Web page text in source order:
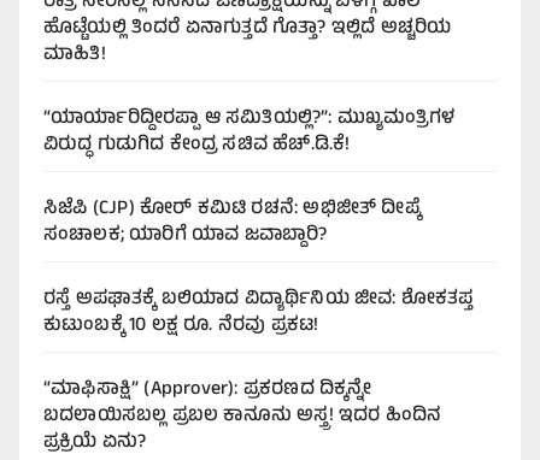
ಹೊಟ್ಟೆಯಲ್ಲಿ ತಿಂದರೆ ಏನಾಗುತ್ತದೆ ಗೊತ್ತಾ? ಇಲ್ಲಿದೆ ಅಚ್ಚರಿಯ
ಮಾಹಿತಿ!
“ಯಾರ್ಯಾರಿದ್ದೀರಪ್ಪಾ ಆ ಸಮಿತಿಯಲ್ಲಿ?”: ಮುಖ್ಯಮಂತ್ರಿಗಳ
ವಿರುದ್ಧ ಗುಡುಗಿದ ಕೇಂದ್ರ ಸಚಿವ ಹೆಚ್.ಡಿ.ಕೆ!
ಸಿಜೆಪಿ (CJP) ಕೋರ್ ಕಮಿಟಿ ರಚನೆ: ಅಭಿಜೀತ್ ದೀಪ್ಕೆ
ಸಂಚಾಲಕ; ಯಾರಿಗೆ ಯಾವ ಜವಾಬ್ದಾರಿ?
ರಸ್ತೆ ಅಪಘಾತಕ್ಕೆ ಬಲಿಯಾದ ವಿದ್ಯಾರ್ಥಿನಿಯ ಜೀವ: ಶೋಕತಪ್ತ
ಕುಟುಂಬಕ್ಕೆ 10 ಲಕ್ಷ ರೂ. ನೆರವು ಪ್ರಕಟ!
“ಮಾಫಿಸಾಕ್ಷಿ” (Approver): ಪ್ರಕರಣದ ದಿಕ್ಕನ್ನೇ
ಬದಲಾಯಿಸಬಲ್ಲ ಪ್ರಬಲ ಕಾನೂನು ಅಸ್ತ್ರ! ಇದರ ಹಿಂದಿನ
ಪ್ರಕ್ರಿಯೆ ಏನು?